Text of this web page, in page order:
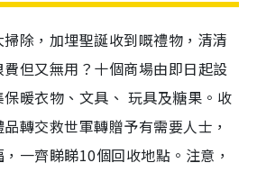
除，加埋聖誕收到嘅禮物，清清
但又無用？十個商場由即日起設
暖衣物、文具、 玩具及糖果。收
轉交救世軍轉贈予有需要人士，
一齊睇睇10個回收地點。注意，